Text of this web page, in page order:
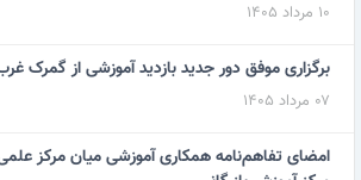
۱۰ مرداد ۱۴۰۵
برگزاری موفق دور جدید بازدید آموزشی از گمرک
۰۷ مرداد ۱۴۰۵
امضای تفاهم‌نامه همکاری آموزشی میان مرکز